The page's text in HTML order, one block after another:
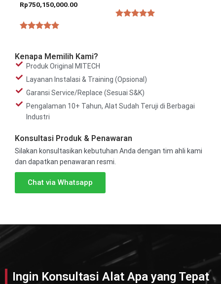
Rp750,150,000.00
Kenapa Memilih Kami?
Produk Original MITECH
Layanan Instalasi & Training (Opsional)
Garansi Service/Replace (Sesuai S&K)
Pengalaman 10+ Tahun, Alat Sudah Teruji di Berbagai
Industri
Konsultasi Produk & Penawaran
Silakan konsultasikan kebutuhan Anda dengan tim ahli kami
dan dapatkan penawaran resmi.
Chat via Whatsapp
Ingin Konsultasi Alat Apa yang Tepat